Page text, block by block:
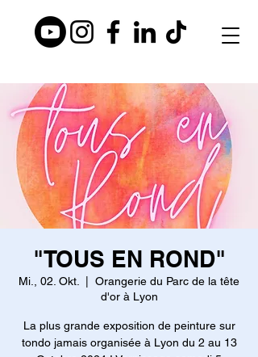
"TOUS EN ROND"
Mi., 02. Okt.
Orangerie du Parc de la tête
d'or à Lyon
La plus grande exposition de peinture sur
tondo jamais organisée à Lyon du 2 au 13